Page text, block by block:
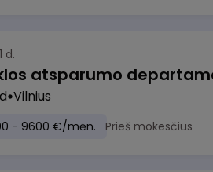
d.
Vilnius
- 9600 €/mėn. Prieš mokesčius